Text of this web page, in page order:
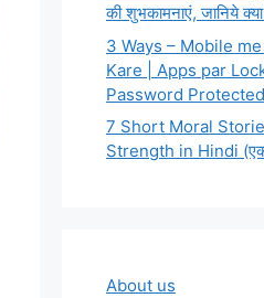
की शुभकामनाएं, जानिये
3 Ways – Mobile
Kare | Apps par
Password
7 Short Moral
Strength in Hindi
About us